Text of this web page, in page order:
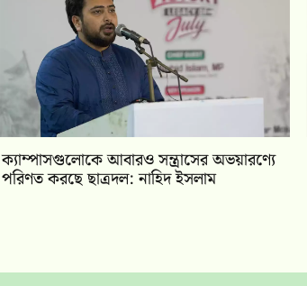
ক্যাম্পাসগুলোকে আবারও সন্ত্রাসের অভয়ারণ্যে
পরিণত করছে ছাত্রদল: নাহিদ ইসলাম